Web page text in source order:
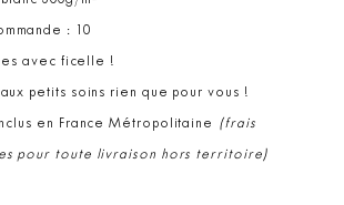
: 10
avec ficelle !
petits soins rien que pour vous !
en France Métropolitaine (frais
pour toute livraison hors territoire)